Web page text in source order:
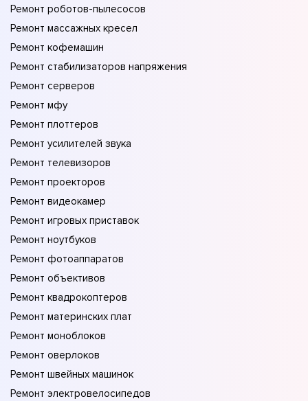
Ремонт роботов-пылесосов
Ремонт массажных кресел
Ремонт кофемашин
Ремонт стабилизаторов напряжения
Ремонт серверов
Ремонт мфу
Ремонт плоттеров
Ремонт усилителей звука
Ремонт телевизоров
Ремонт проекторов
Ремонт видеокамер
Ремонт игровых приставок
Ремонт ноутбуков
Ремонт фотоаппаратов
Ремонт объективов
Ремонт квадрокоптеров
Ремонт материнских плат
Ремонт моноблоков
Ремонт оверлоков
Ремонт швейных машинок
Ремонт электровелосипедов